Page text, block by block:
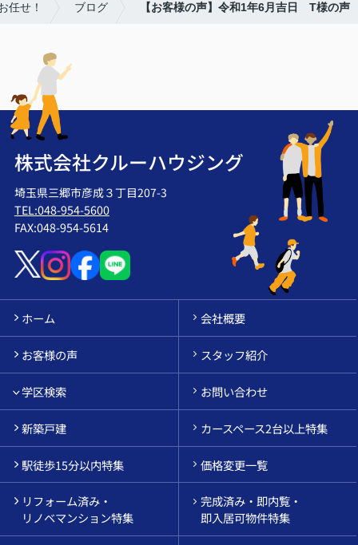
任せ！ ブログ 【お客様の声】令和1年6月吉日 T様の声
株式会社クルーハウジング
埼玉県三郷市彦成３丁目207-3
TEL:048-954-5600
FAX:048-954-5614
ホーム 会社概要
お客様の声 スタッフ紹介
学区検索 お問い合わせ
新築戸建 カースペース2台以上特集
駅徒歩15分以内特集 価格変更一覧
リフォーム済み・
リノベマンション特集
完成済み・即内覧・
即入居可物件特集